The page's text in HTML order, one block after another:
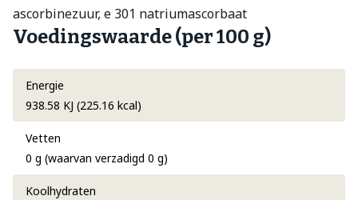
ascorbinezuur, e 301 natriumascorbaat
Voedingswaarde (per 100 g)
Energie
938.58 KJ (225.16 kcal)
Vetten
0 g (waarvan verzadigd 0 g)
Koolhydraten